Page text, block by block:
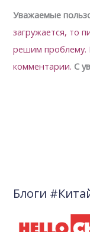
Уважаемые
загружается, то
решим проблему.
комментарии. С
Блоги